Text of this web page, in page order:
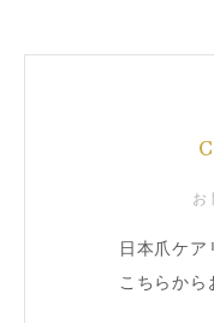
日本爪ケア
こちらから